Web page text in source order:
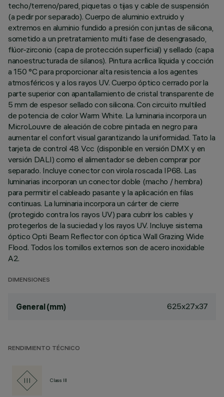
techo/terreno/pared, piquetas o tijas y cable de suspensión
(a pedir por separado). Cuerpo de aluminio extruido y
extremos en aluminio fundido a presión con juntas de silicona,
sometido a un pretratamiento multi fase de desengrasado,
flúor-zirconio (capa de protección superficial) y sellado (capa
nanoestructurada de silanos). Pintura acrílica líquida y cocción
a 150 °C para proporcionar alta resistencia a los agentes
atmosféricos y a los rayos UV. Cuerpo óptico cerrado por la
parte superior con apantallamiento de cristal transparente de
5 mm de espesor sellado con silicona. Con circuito multiled
de potencia de color Warm White. La luminaria incorpora un
MicroLouvre de aleación de cobre pintada en negro para
aumentar el confort visual garantizando la uniformidad. Tato la
tarjeta de control 48 Vcc (disponible en versión DMX y en
versión DALI) como el alimentador se deben comprar por
separado. Incluye conector con virola roscada IP68. Las
luminarias incorporan un conector doble (macho / hembra)
para permitir el cableado pasante y la aplicación en filas
continuas. La luminaria incorpora un cárter de cierre
(protegido contra los rayos UV) para cubrir los cables y
protegerlos de la suciedad y los rayos UV. Incluye sistema
óptico Opti Beam Reflector con óptica Wall Grazing Wide
Flood. Todos los tornillos externos son de acero inoxidable
A2.
DIMENSIONES
General (mm) 625x27x37
RENDIMIENTO TÉCNICO
Class III